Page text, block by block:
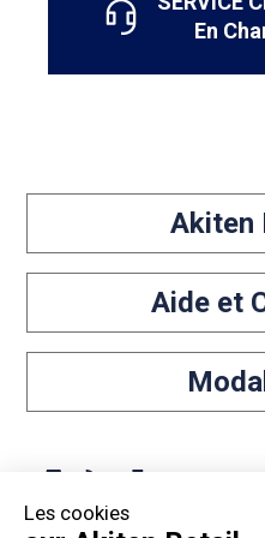
Les cookies
En
Akiten
Aide et